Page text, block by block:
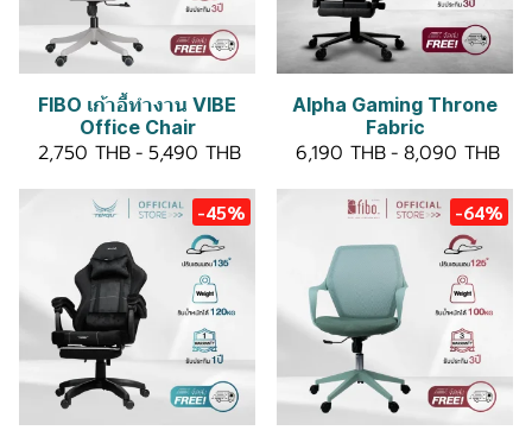
FIBO เก้าอี้ทำงาน VIBE
Office Chair
2,750 THB- 5,490 THB
Alpha Gaming Throne
Fabric
6,190 THB- 8,090 THB
-45% -64%